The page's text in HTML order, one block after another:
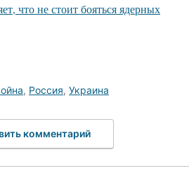
что не стоит бояться ядерных
, Россия, Украина
комментарий